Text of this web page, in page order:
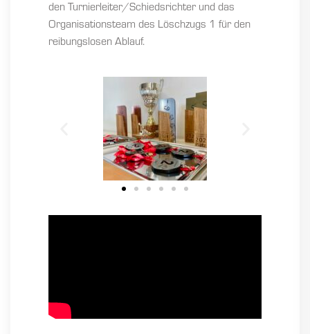
den Turnierleiter/Schiedsrichter und das
Organisationsteam des Löschzugs 1 für den
reibungslosen Ablauf.